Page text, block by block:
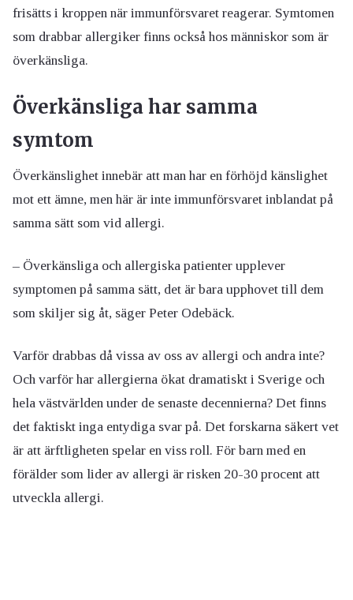
frisätts i kroppen när immunförsvaret reagerar. Symtomen
som drabbar allergiker finns också hos människor som är
överkänsliga.
Överkänsliga har samma
symtom
Överkänslighet innebär att man har en förhöjd känslighet
mot ett ämne, men här är inte immunförsvaret inblandat på
samma sätt som vid allergi.
– Överkänsliga och allergiska patienter upplever
symptomen på samma sätt, det är bara upphovet till dem
som skiljer sig åt, säger Peter Odebäck.
Varför drabbas då vissa av oss av allergi och andra inte?
Och varför har allergierna ökat dramatiskt i Sverige och
hela västvärlden under de senaste decennierna? Det finns
det faktiskt inga entydiga svar på. Det forskarna säkert vet
är att ärftligheten spelar en viss roll. För barn med en
förälder som lider av allergi är risken 20-30 procent att
utveckla allergi.